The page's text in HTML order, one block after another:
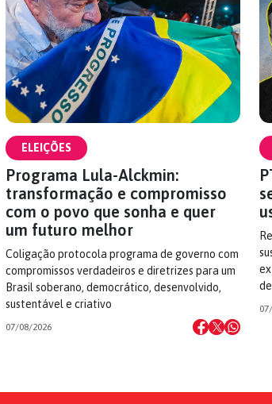
ELEIÇÕES
Programa Lula-Alckmin:
transformação e compromisso
com o povo que sonha e quer
um futuro melhor
Coligação protocola programa de governo com
compromissos verdadeiros e diretrizes para um
Brasil soberano, democrático, desenvolvido,
sustentável e criativo
07/08/2026